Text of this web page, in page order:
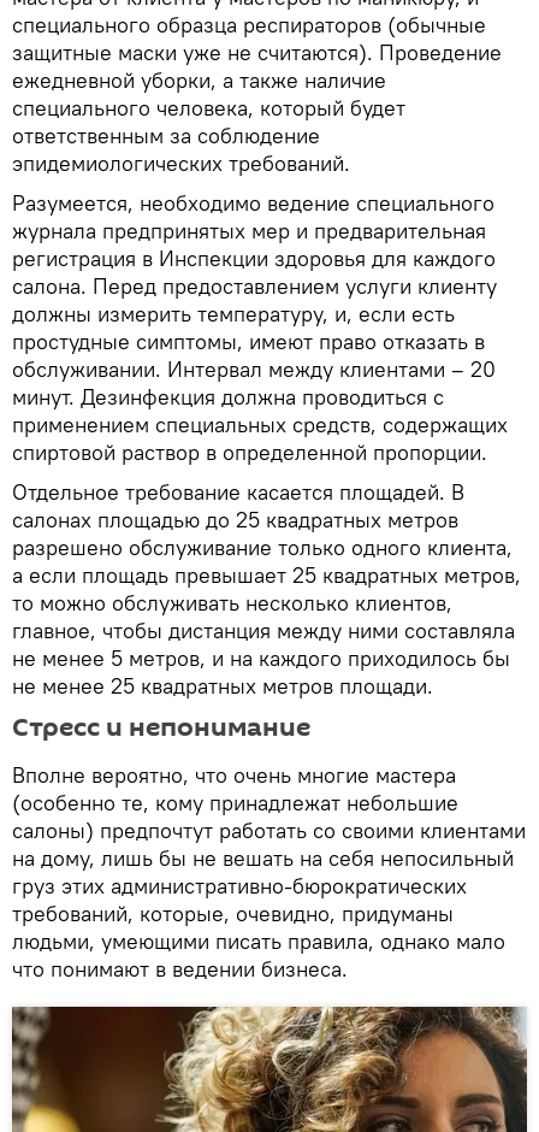
специального образца респираторов (обычные
защитные маски уже не считаются). Проведение
ежедневной уборки, а также наличие
специального человека, который будет
ответственным за соблюдение
эпидемиологических требований.
Разумеется, необходимо ведение специального
журнала предпринятых мер и предварительная
регистрация в Инспекции здоровья для каждого
салона. Перед предоставлением услуги клиенту
должны измерить температуру, и, если есть
простудные симптомы, имеют право отказать в
обслуживании. Интервал между клиентами – 20
минут. Дезинфекция должна проводиться с
применением специальных средств, содержащих
спиртовой раствор в определенной пропорции.
Отдельное требование касается площадей. В
салонах площадью до 25 квадратных метров
разрешено обслуживание только одного клиента,
а если площадь превышает 25 квадратных метров,
то можно обслуживать несколько клиентов,
главное, чтобы дистанция между ними составляла
не менее 5 метров, и на каждого приходилось бы
не менее 25 квадратных метров площади.
Стресс и непонимание
Вполне вероятно, что очень многие мастера
(особенно те, кому принадлежат небольшие
салоны) предпочтут работать со своими клиентами
на дому, лишь бы не вешать на себя непосильный
груз этих административно-бюрократических
требований, которые, очевидно, придуманы
людьми, умеющими писать правила, однако мало
что понимают в ведении бизнеса.